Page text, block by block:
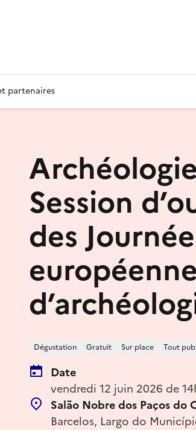
partenaires
Session
des
Dégustation Gratuit Sur place Tout
Date
vendredi 12 juin 2026 de
Salão Nobre dos Paços do
Barcelos, Largo do